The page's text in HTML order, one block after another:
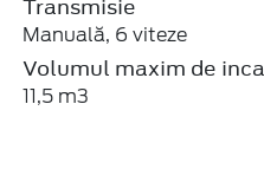
Transmisie
Manuală, 6 viteze
Volumul maxim de
11,5 m3